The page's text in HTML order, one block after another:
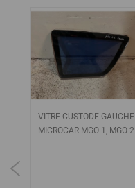
VITRE CUSTODE GAUCHE
MICROCAR MGO 1, MGO 2